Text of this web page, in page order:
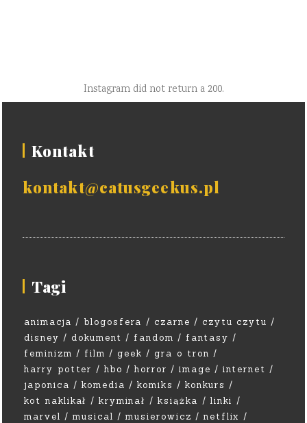
Instagram did not return a 200.
Kontakt
kontakt@catusgeekus.pl
Tagi
animacja blogosfera czarne
czytu czytu
disney
dokument fandom
fantasy
feminizm
film geek
gra o tron
harry potter
hbo horror image
internet
japonica
komedia komiks
konkurs
kot naklikał
kryminał książka
linki
marvel
musical musierowicz
netflix